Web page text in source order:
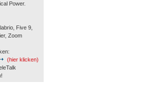
Power.
Five 9,
Zoom
(hier klicken)